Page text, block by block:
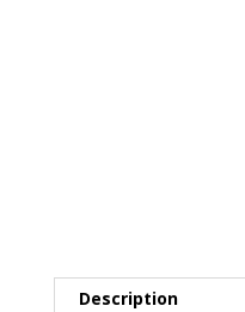
Description